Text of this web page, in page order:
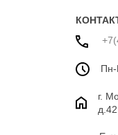
Пн-
г.